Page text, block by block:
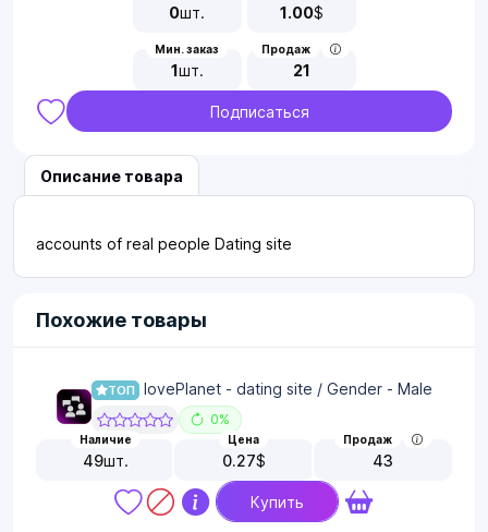
0шт. 1.00$
Мин. заказ
1шт.
Продаж
21
Подписаться
Описание товара
accounts of real people Dating site
Похожие товары
ТОП lovePlanet - dating site / Gender - Male
0%
Наличие
49шт.
Цена
0.27$
Продаж
43
Купить